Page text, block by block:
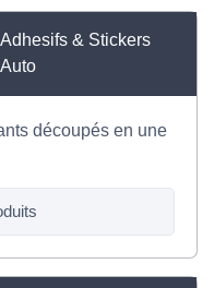
Adhesifs & Stickers
Auto
découpés en une